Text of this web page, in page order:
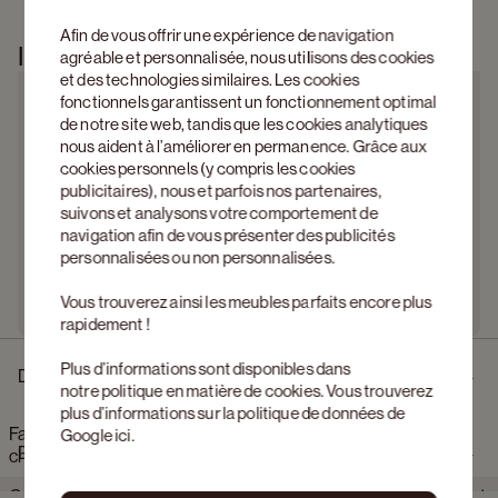
Afin de vous offrir une expérience de navigation
agréable et personnalisée, nous utilisons des cookies
et des technologies similaires. Les cookies
fonctionnels garantissent un fonctionnement optimal
de notre site web, tandis que les cookies analytiques
nous aident à l’améliorer en permanence. Grâce aux
cookies personnels (y compris les cookies
publicitaires), nous et parfois nos partenaires,
suivons et analysons votre comportement de
navigation afin de vous présenter des publicités
personnalisées ou non personnalisées.
Vous trouverez ainsi les meubles parfaits encore plus
rapidement !
Plus d’informations sont disponibles dans
notrepolitique en matière de cookies. Vous trouverez
plus d’informations sur la politique de données de
Googleici.
Information produit
Description
Fauteuil Gubbio en Canto tissu Ecru avec pied de chaise en
chêne noir
Dimensions